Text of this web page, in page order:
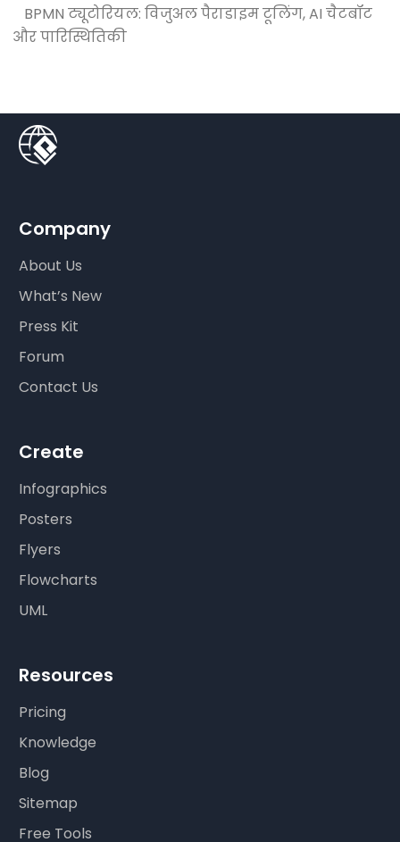
BPMN ट्यूटोरियल: विजुअल पैराडाइम टूलिंग, AI चैटबॉट
और पारिस्थितिकी
Company
About Us
What’s New
Press Kit
Forum
Contact Us
Create
Infographics
Posters
Flyers
Flowcharts
UML
Resources
Pricing
Knowledge
Blog
Sitemap
Free Tools